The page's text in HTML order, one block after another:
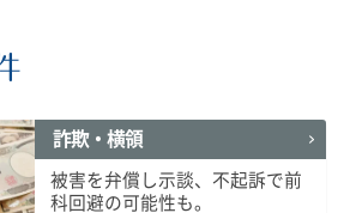
た方はこちら
一覧
詐欺・横領
被害を弁償し示談、不起訴で前
科回避の可能性も。